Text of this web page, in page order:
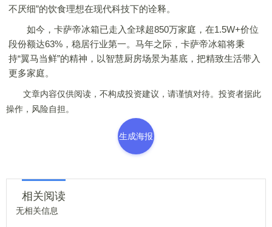
不厌细”的饮食理想在现代科技下的诠释。
如今，卡萨帝冰箱已走入全球超850万家庭，在1.5W+价位
段份额达63%，稳居行业第一。马年之际，卡萨帝冰箱将秉
持“翼马当鲜”的精神，以智慧厨房场景为基底，把精致生活带入
更多家庭。
文章内容仅供阅读，不构成投资建议，请谨慎对待。投资者据此
操作，风险自担。
生成海报
相关阅读
无相关信息